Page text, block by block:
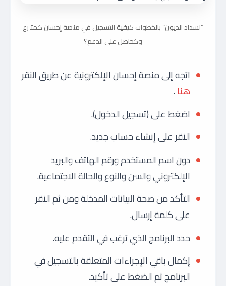
“لسداد الديون” بالخطوات كيفية التسجيل في منصة إحسان كمتبرع
وكحاصل على الدعم؟
اتجه إلى منصة إحسان الإلكترونية عن طريق النقر
هنا.
اضغط على (تسجيل الدخول).
النقر على إنشاء حساب جديد.
دون اسم المستخدم ورقم الهاتف والبريد
الإلكتروني والسن والنوع والحالة الاجتماعية.
التأكد من صحة البيانات المدخلة ومن ثم النقر
على كلمة إرسال.
حدد البرنامج الذي ترغب في التقدم عليه.
إكمال باقي الإجراءات المتعلقة بالتسجيل في
البرنامج ثم الضغط على تأكيد.